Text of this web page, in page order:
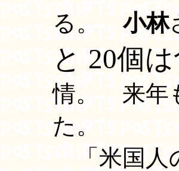
る。小林
と 20個
情。 来年
た。
「米国人